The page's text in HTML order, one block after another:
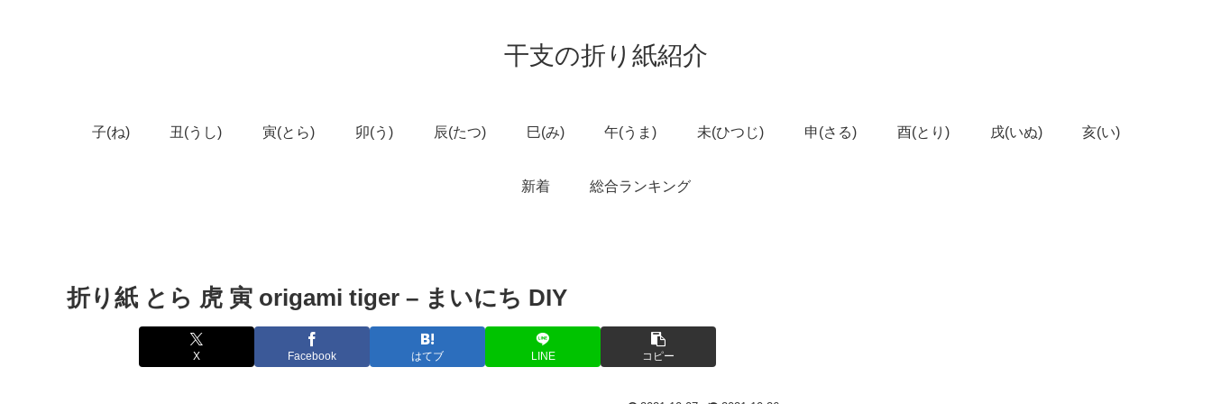
干支の折り紙紹介
子(ね) 丑(うし) 寅(とら) 卯(う) 辰(たつ) 巳(み) 午(うま) 未(ひつじ) 申(さる) 酉(とり) 戌(いぬ) 亥(い)
新着 総合ランキング
折り紙 とら 虎 寅 origami tiger – まいにち DIY
X Facebook はてブ LINE コピー